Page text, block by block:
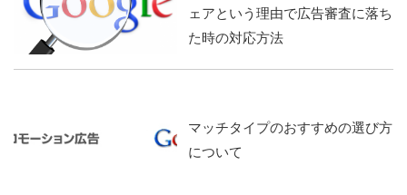
ェアという理由で広告審査に落ち
た時の対応方法
マッチタイプのおすすめの選び方
について